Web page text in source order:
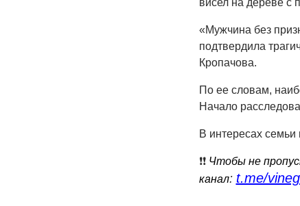
висел на дереве с
«Мужчина без
подтвердила
Кропачова.
По ее словам,
Начало
В интересах семьи
❗️❗️ Чтобы не
канал: t.me/